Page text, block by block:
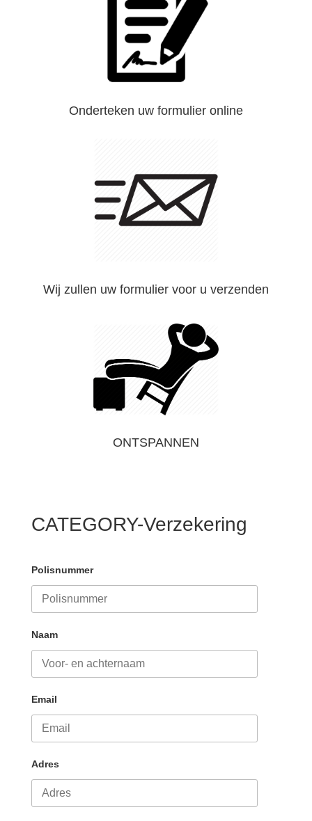
Onderteken uw formulier online
Wij zullen uw formulier voor u verzenden
ONTSPANNEN
CATEGORY-Verzekering
Polisnummer
Naam
Email
Adres